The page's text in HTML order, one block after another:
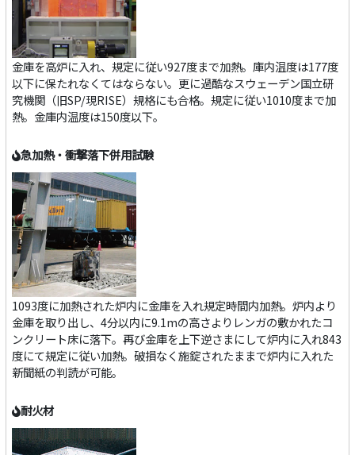
金庫を高炉に入れ、規定に従い927度まで加熱。庫内温度は177度
以下に保たれなくてはならない。更に過酷なスウェーデン国立研
究機関（旧SP/現RISE）規格にも合格。規定に従い1010度まで加
熱。金庫内温度は150度以下。
急加熱・衝撃落下併用試験
1093度に加熱された炉内に金庫を入れ規定時間内加熱。炉内より
金庫を取り出し、4分以内に9.1mの高さよりレンガの敷かれたコ
ンクリート床に落下。再び金庫を上下逆さまにして炉内に入れ843
度にて規定に従い加熱。破損なく施錠されたままで炉内に入れた
新聞紙の判読が可能。
耐火材